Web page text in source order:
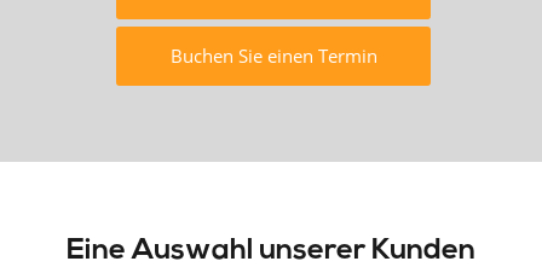
Buchen Sie einen Termin
Eine Auswahl unserer Kunden